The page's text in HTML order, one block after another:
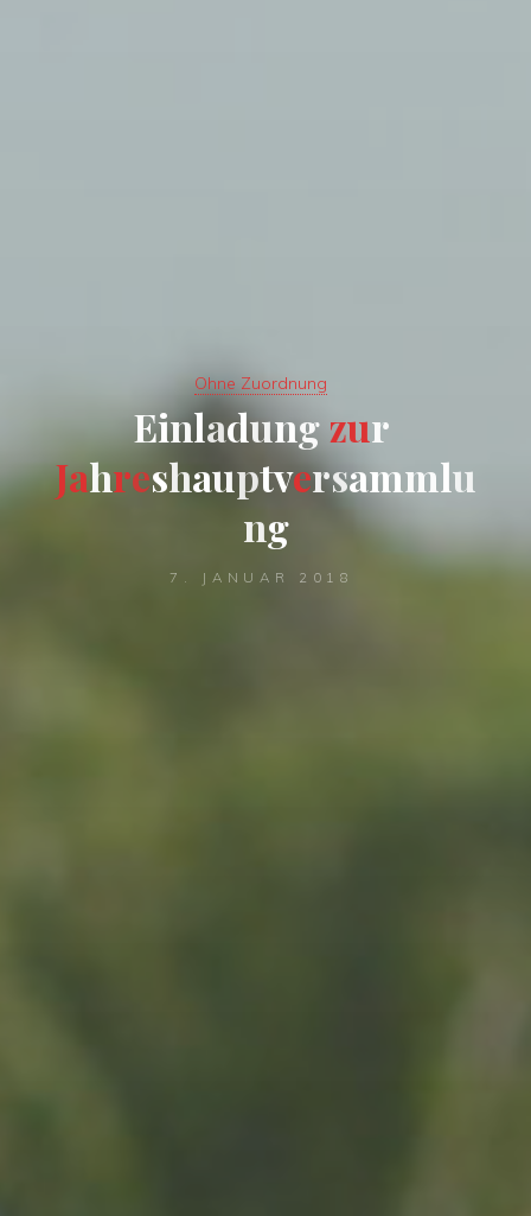
Ohne Zuordnung
Einladung zur
Jahreshauptversammlu
ng
7. JANUAR 2018